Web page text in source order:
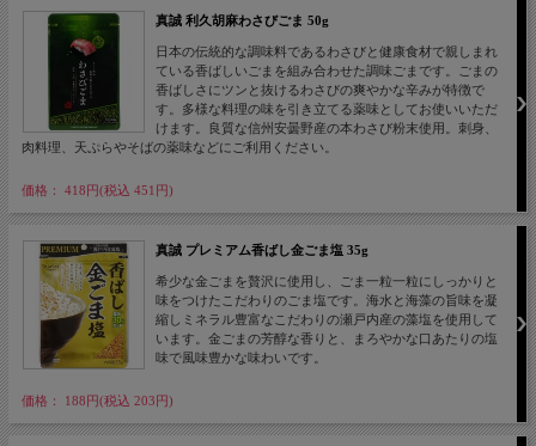
真誠 利久胡麻わさびごま 50g
日本の伝統的な調味料であるわさびと健康食材で親しまれ
ている香ばしいごまを組み合わせた調味ごまです。ごまの
香ばしさにツンと抜けるわさびの爽やかな辛みが特徴で
す。多様な料理の味を引き立てる薬味としてお使いいただ
けます。良質な信州安曇野産の本わさび粉末使用。刺身、
肉料理、天ぷらやそばの薬味などにご利用ください。
価格： 418円(税込 451円)
真誠 プレミアム香ばし金ごま塩 35g
希少な金ごまを贅沢に使用し、ごま一粒一粒にしっかりと
味をつけたこだわりのごま塩です。海水と海藻の旨味を凝
縮しミネラル豊富なこだわりの瀬戸内産の藻塩を使用して
います。金ごまの芳醇な香りと、まろやかな口あたりの塩
味で風味豊かな味わいです。
価格： 188円(税込 203円)